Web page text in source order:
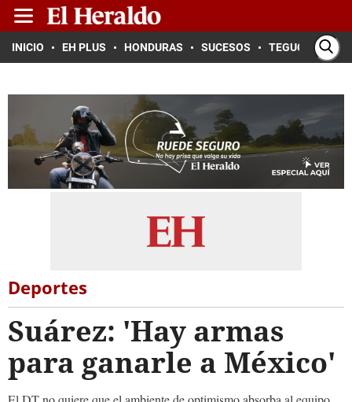
INICIO EH PLUS HONDURAS SUCESOS TEGUCIGALPA
Deportes
Suárez: 'Hay armas
para ganarle a México'